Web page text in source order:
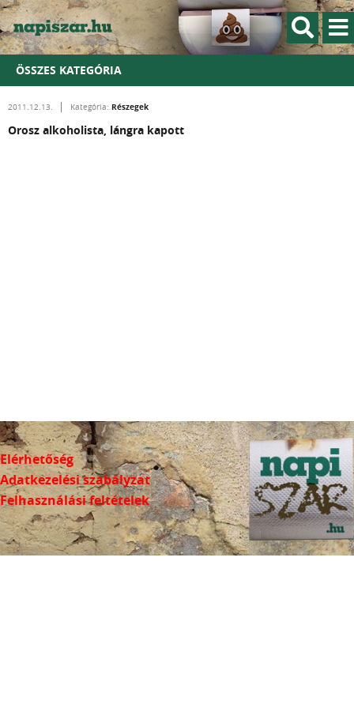
ÖSSZES KATEGÓRIA
2011.12.13. Kategória: Részegek
Orosz alkoholista, lángra kapott
Elérhetőség
Adatkezelési szabályzat
Felhasználási feltételek